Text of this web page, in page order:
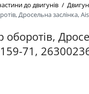
до двигунів
Дросельна заслінка,
оборотів,
71,